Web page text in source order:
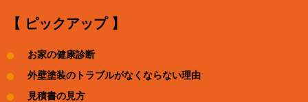
【 ピックアップ 】
お家の健康診断
外壁塗装のトラブルがなくならない理由
見積書の見方